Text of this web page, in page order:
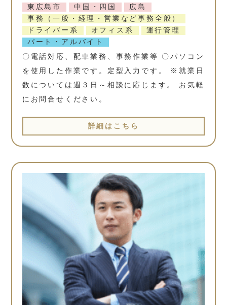
東広島市 中国・四国
広島
事務（一般・経理・営業など事務全般）
ドライバー系
オフィス系
運行管理
パート・アルバイト
〇電話対応、配車業務、事務作業等 〇パソコン
を使用した作業です。定型入力です。 ※就業日
数については週３日～相談に応じます。 お気軽
にお問合せください。
詳細はこちら